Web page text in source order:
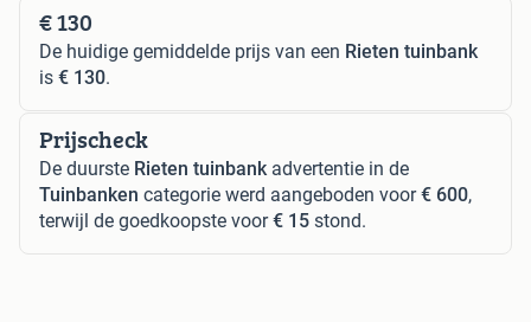
€ 130
De huidige gemiddelde prijs van een Rieten tuinbank
is € 130.
Prijscheck
De duurste Rieten tuinbank advertentie in de
Tuinbanken categorie werd aangeboden voor€ 600,
terwijl de goedkoopste voor€ 15 stond.